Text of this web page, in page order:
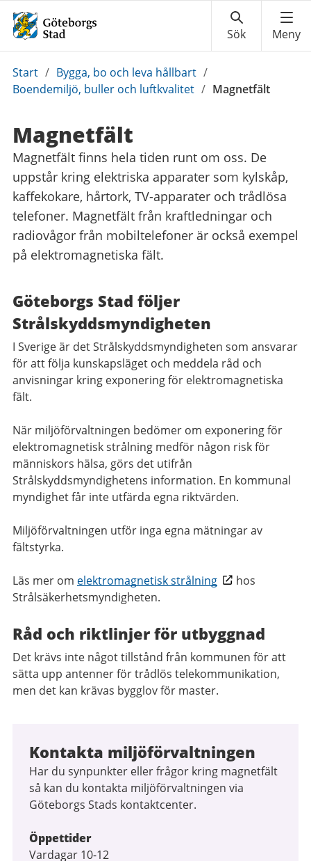
Du
är
Start / Bygga, bo och leva hållbart /
Boendemiljö, buller och luftkvalitet / Magnetfält
Magnetfält
Magnetfält finns hela tiden runt om oss. De
uppstår kring elektriska apparater som kylskåp,
kaffekokare, hårtork, TV-apparater och trådlösa
telefoner. Magnetfält från kraftledningar och
radiovågor från mobiltelefoner är också exempel
på elektromagnetiska fält.
Göteborgs Stad följer
Strålskyddsmyndigheten
I Sverige är det Strålskyddsmyndigheten som ansvarar
för att följa kunskapsläget och meddela råd och
anvisningar kring exponering för elektromagnetiska
fält.
När miljöförvaltningen bedömer om exponering för
elektromagnetisk strålning medför någon risk för
människors hälsa, görs det utifrån
Strålskyddsmyndighetens information. En kommunal
myndighet får inte utfärda egna riktvärden.
Miljöförvaltningen utför inga egna mätningar av
fältstyrka.
Läs mer om elektromagnetisk strålning
hos
Strålsäkerhetsmyndigheten.
Råd och riktlinjer för utbyggnad
Det krävs inte något tillstånd från kommunen för att
sätta upp antenner för trådlös telekommunikation,
men det kan krävas bygglov för master.
Kontakta miljöförvaltningen
Har du synpunkter eller frågor kring magnetfält
så kan du kontakta miljöförvaltningen via
Göteborgs Stads kontaktcenter.
Öppettider
Vardagar 10-12